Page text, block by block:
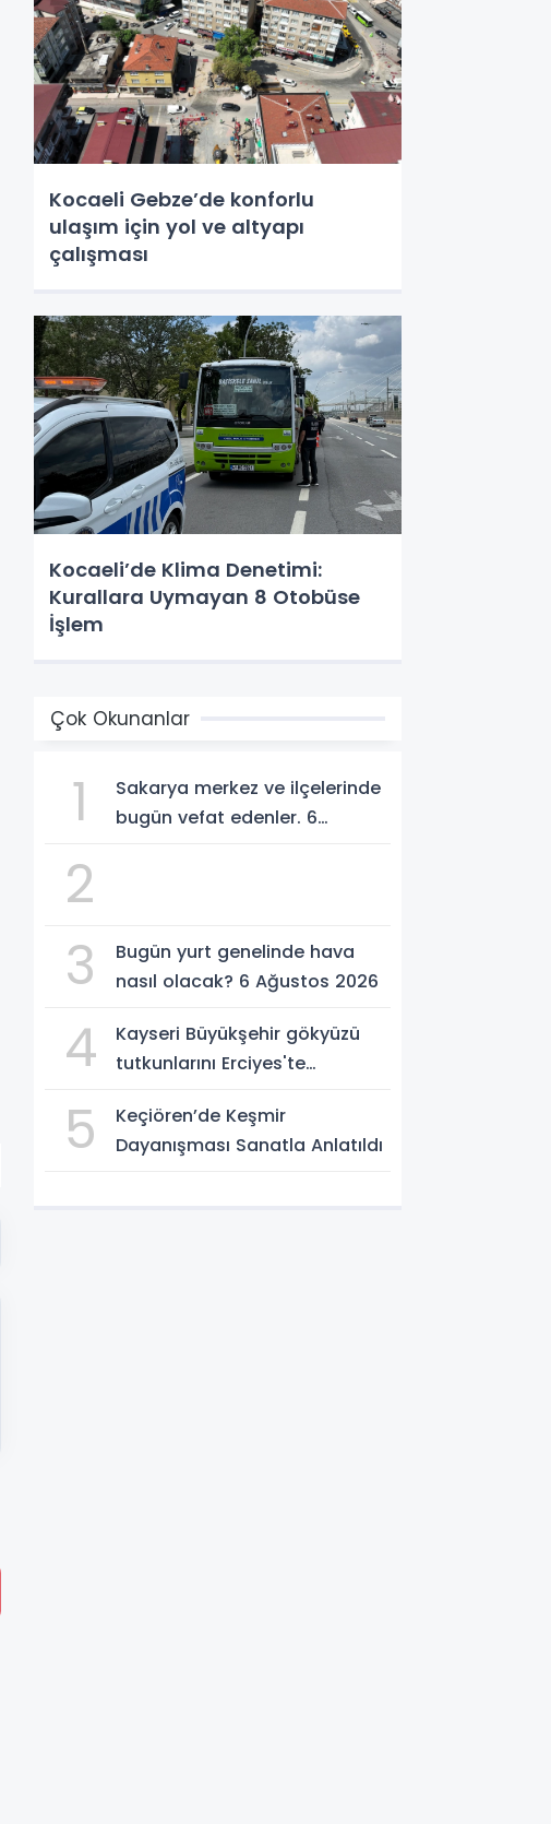
Kocaeli Gebze’de konforlu
ulaşım için yol ve altyapı
çalışması
Kocaeli’de Klima Denetimi:
Kurallara Uymayan 8 Otobüse
İşlem
Çok Okunanlar
1
Sakarya merkez ve ilçelerinde
bugün vefat edenler. 6
2
3
Bugün yurt genelinde hava
nasıl olacak? 6 Ağustos 2026
4
Kayseri Büyükşehir gökyüzü
tutkunlarını Erciyes'te
5
Keçiören’de Keşmir
Dayanışması Sanatla Anlatıldı